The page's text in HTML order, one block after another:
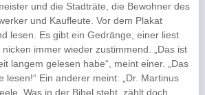
und die Stadträte, die Bewohner des
und Kaufleute. Vor dem Plakat
lesen. Es gibt ein Gedränge, einer liest
immer wieder zustimmend. „Das ist
langem gelesen habe“, meint einer. „Das
lesen!“ Ein anderer meint: „Dr. Martinus
Was in der Bibel steht, zählt doch,